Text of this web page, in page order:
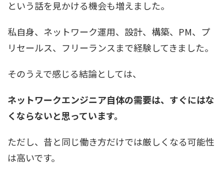
という話を見かける機会も増えました。
私自身、ネットワーク運用、設計、構築、PM、プ
リセールス、フリーランスまで経験してきました。
そのうえで感じる結論としては、
ネットワークエンジニア自体の需要は、すぐにはな
くならないと思っています。
ただし、昔と同じ働き方だけでは厳しくなる可能性
は高いです。